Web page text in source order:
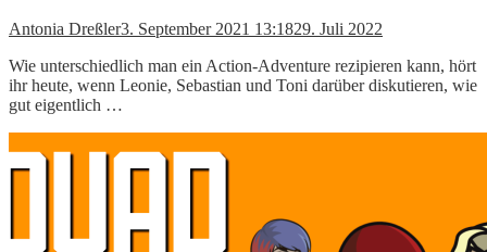
Antonia Dreßler3. September 2021 13:1829. Juli 2022
Wie unterschiedlich man ein Action-Adventure rezipieren kann, hört
ihr heute, wenn Leonie, Sebastian und Toni darüber diskutieren, wie
gut eigentlich …